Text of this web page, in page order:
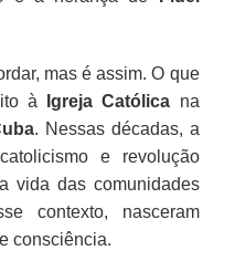
mas é assim. O que
à
Igreja Católica na
. Nessas décadas, a
e revolução
vida das comunidades
contexto, nasceram
consciência.